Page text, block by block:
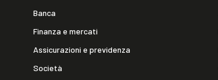
Banca
Finanza e mercati
Assicurazioni e previdenza
Società